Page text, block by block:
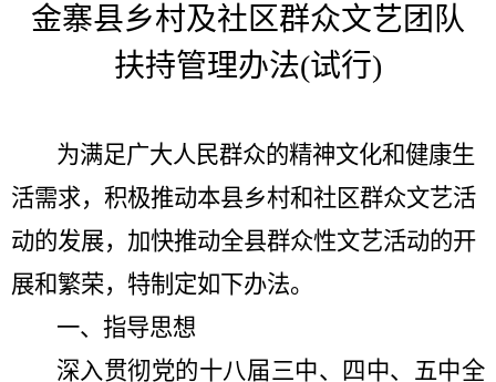
金寨县乡村及社区群众文艺团队
扶持管理办法(试行)
为满足广大人民群众的精神文化和健康生
活需求，积极推动本县乡村和社区群众文艺活
动的发展，加快推动全县群众性文艺活动的开
展和繁荣，特制定如下办法。
一、指导思想
深入贯彻党的十八届三中、四中、五中全